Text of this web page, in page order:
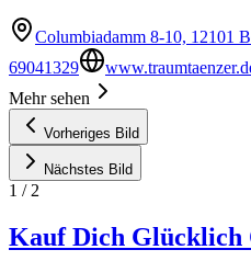
Columbiadamm 8-10, 12101
69041329
Mehr sehen
Vorheriges Bild
Nächstes Bild
1 / 2
Kauf Dich Glücklich